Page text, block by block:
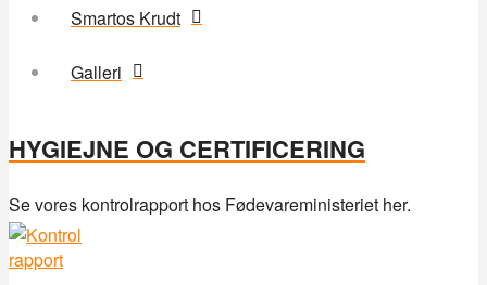
Smartos Krudt
Galleri
HYGIEJNE OG CERTIFICERING
Se vores kontrolrapport hos Fødevareministeriet her.